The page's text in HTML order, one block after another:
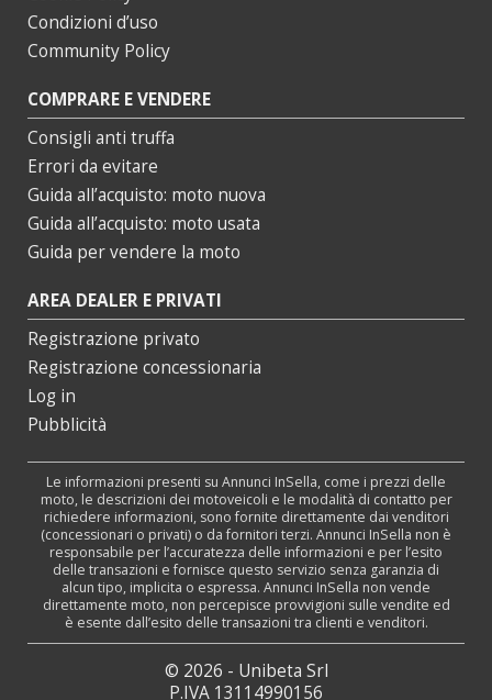
Condizioni d’uso
Community Policy
COMPRARE E VENDERE
Consigli anti truffa
Errori da evitare
Guida all’acquisto: moto nuova
Guida all’acquisto: moto usata
Guida per vendere la moto
AREA DEALER E PRIVATI
Registrazione privato
Registrazione concessionaria
Log in
Pubblicità
Le informazioni presenti su Annunci InSella, come i prezzi delle
moto, le descrizioni dei motoveicoli e le modalità di contatto per
richiedere informazioni, sono fornite direttamente dai venditori
(concessionari o privati) o da fornitori terzi. Annunci InSella non è
responsabile per l’accuratezza delle informazioni e per l’esito
delle transazioni e fornisce questo servizio senza garanzia di
alcun tipo, implicita o espressa. Annunci InSella non vende
direttamente moto, non percepisce provvigioni sulle vendite ed
è esente dall’esito delle transazioni tra clienti e venditori.
© 2026 - Unibeta Srl
P.IVA 13114990156